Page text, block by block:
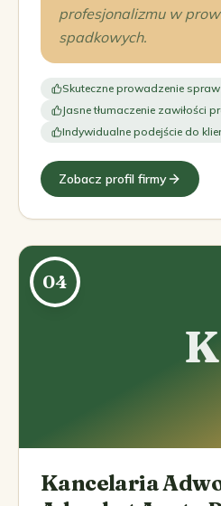
profesjonalizmu w
spadkowych.
Skuteczne prowadzenie spraw
Jasne tłumaczenie zawiłości
Indywidualne podejście do
Zobacz profil firmy
K
04
Kancelaria